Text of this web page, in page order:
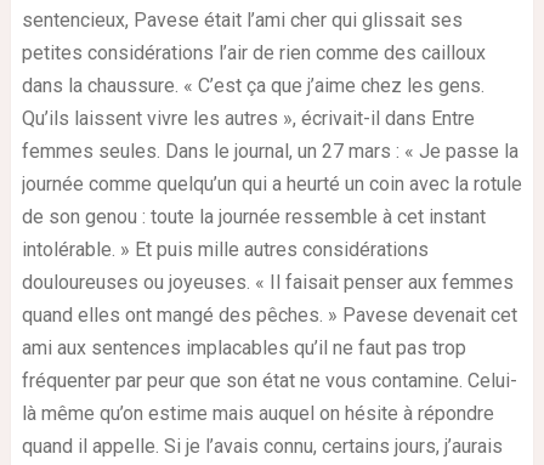
sentencieux, Pavese était l’ami cher qui glissait ses
petites considérations l’air de rien comme des cailloux
dans la chaussure. « C’est ça que j’aime chez les gens.
Qu’ils laissent vivre les autres », écrivait-il dans Entre
femmes seules. Dans le journal, un 27 mars : « Je passe la
journée comme quelqu’un qui a heurté un coin avec la rotule
de son genou : toute la journée ressemble à cet instant
intolérable. » Et puis mille autres considérations
douloureuses ou joyeuses. « Il faisait penser aux femmes
quand elles ont mangé des pêches. » Pavese devenait cet
ami aux sentences implacables qu’il ne faut pas trop
fréquenter par peur que son état ne vous contamine. Celui-
là même qu’on estime mais auquel on hésite à répondre
quand il appelle. Si je l’avais connu, certains jours, j’aurais